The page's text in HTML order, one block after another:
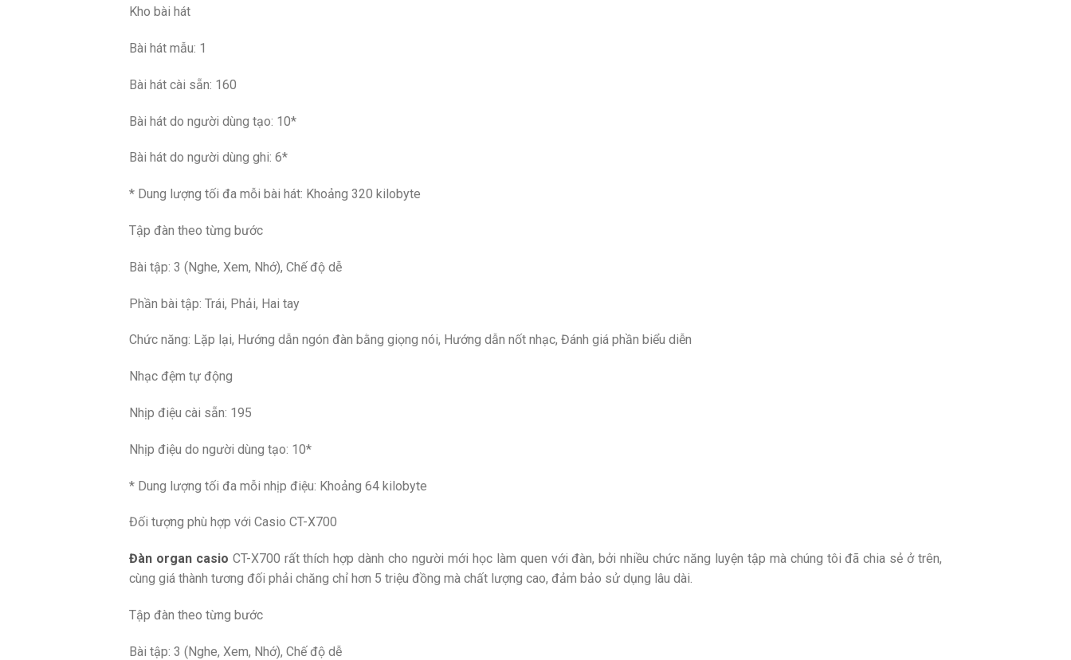
Kho bài hát
Bài hát mẫu: 1
Bài hát cài sẵn: 160
Bài hát do người dùng tạo: 10*
Bài hát do người dùng ghi: 6*
* Dung lượng tối đa mỗi bài hát: Khoảng 320 kilobyte
Tập đàn theo từng bước
Bài tập: 3 (Nghe, Xem, Nhớ), Chế độ dễ
Phần bài tập: Trái, Phải, Hai tay
Chức năng: Lặp lại, Hướng dẫn ngón đàn bằng giọng nói, Hướng dẫn nốt nhạc, Đánh giá phần biểu diễn
Nhạc đệm tự động
Nhịp điệu cài sẵn: 195
Nhịp điệu do người dùng tạo: 10*
* Dung lượng tối đa mỗi nhịp điệu: Khoảng 64 kilobyte
Đối tượng phù hợp với Casio CT-X700
Đàn organ casio CT-X700 rất thích hợp dành cho người mới học làm quen với đàn, bởi nhiều chức năng luyện tập mà chúng tôi đã chia sẻ ở trên,
cùng giá thành tương đối phải chăng chỉ hơn 5 triệu đồng mà chất lượng cao, đảm bảo sử dụng lâu dài.
Tập đàn theo từng bước
Bài tập: 3 (Nghe, Xem, Nhớ), Chế độ dễ